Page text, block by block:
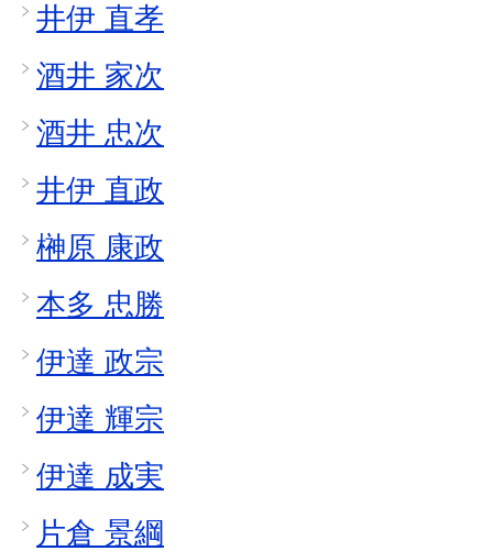
井伊 直孝
酒井 家次
酒井 忠次
井伊 直政
榊原 康政
本多 忠勝
伊達 政宗
伊達 輝宗
伊達 成実
片倉 景綱